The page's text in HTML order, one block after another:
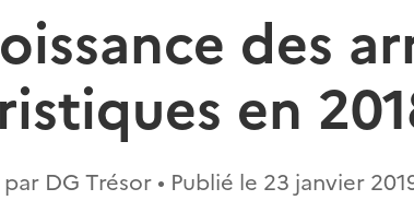
des
en
DG Trésor • Publié le 23 janvier